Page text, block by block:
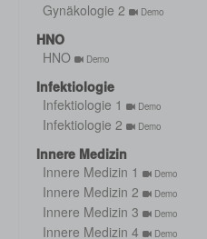
Gynäkologie 2 Demo
HNO
HNO
Demo
Infektiologie
Infektiologie 1
Demo
Infektiologie 2 Demo
Innere Medizin
Innere Medizin 1
Demo
Innere Medizin 2 Demo
Innere Medizin 3 Demo
Innere Medizin 4 Demo